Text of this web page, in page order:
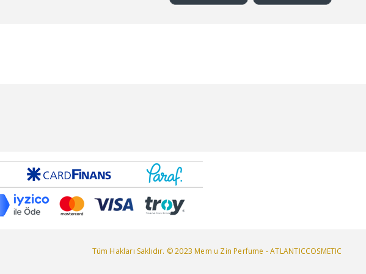
Tüm Hakları Saklıdır. © 2023 Mem u Zin Perfume - ATLANTICCOSMETIC